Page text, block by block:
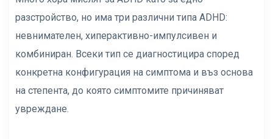
разстройство, но има три различни типа ADHD:
невнимателен, хиперактивно-импулсивен и
комбиниран. Всеки тип се диагностицира според
конкретна конфигурация на симптома и въз основа
на степента, до която симптомите причиняват
увреждане.